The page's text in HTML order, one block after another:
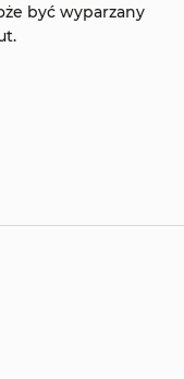
być wyparzany